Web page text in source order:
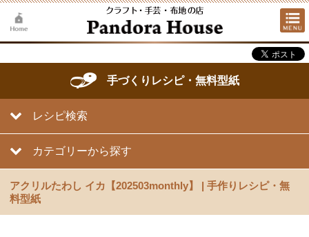
手づくりレシピ・無料型紙
レシピ検索
カテゴリーから探す
アクリルたわし イカ【202503monthly】 | 手作りレシピ・無
料型紙